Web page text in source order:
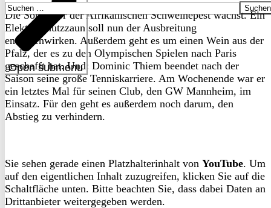
Open submenu
Suchen
nach:
Die Sorge vor der Afrikanischen Schweinepest wächst. Ein
Elektroschutzzaun soll nun der Ausbreitung
entgegenwirken. Außerdem geht es um einen Wein aus der
Pfalz, der es zu den Olympischen Spielen nach Paris
geschafft hat. Und: Dominic Thiem beendet nach der
Saison seine große Tenniskarriere. Am Wochenende war er
ein letztes Mal für seinen Club, den GW Mannheim, im
Einsatz. Für den geht es außerdem noch darum, den
Abstieg zu verhindern.
Sie sehen gerade einen Platzhalterinhalt von YouTube. Um
auf den eigentlichen Inhalt zuzugreifen, klicken Sie auf die
Schaltfläche unten. Bitte beachten Sie, dass dabei Daten an
Drittanbieter weitergegeben werden.